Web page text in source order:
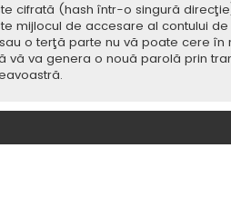
cifrată (hash într-o singură
mijlocul de accesare al contului
sau o terţă parte nu vă poate cere
vă va genera o nouă parolă prin